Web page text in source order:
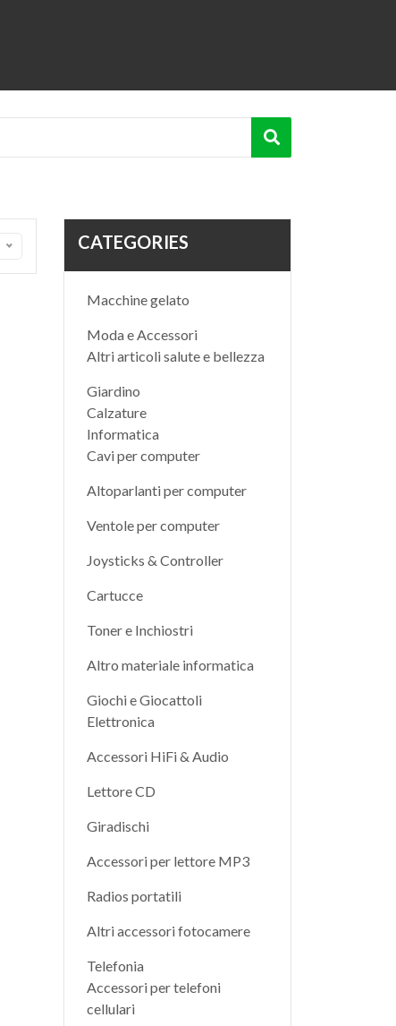
CATEGORIES
Macchine gelato
Moda e Accessori
Altri articoli salute e bellezza
Giardino
Calzature
Informatica
Cavi per computer
Altoparlanti per computer
Ventole per computer
Joysticks & Controller
Cartucce
Toner e Inchiostri
Altro materiale informatica
Giochi e Giocattoli
Elettronica
Accessori HiFi & Audio
Lettore CD
Giradischi
Accessori per lettore MP3
Radios portatili
Altri accessori fotocamere
Telefonia
Accessori per telefoni
cellulari